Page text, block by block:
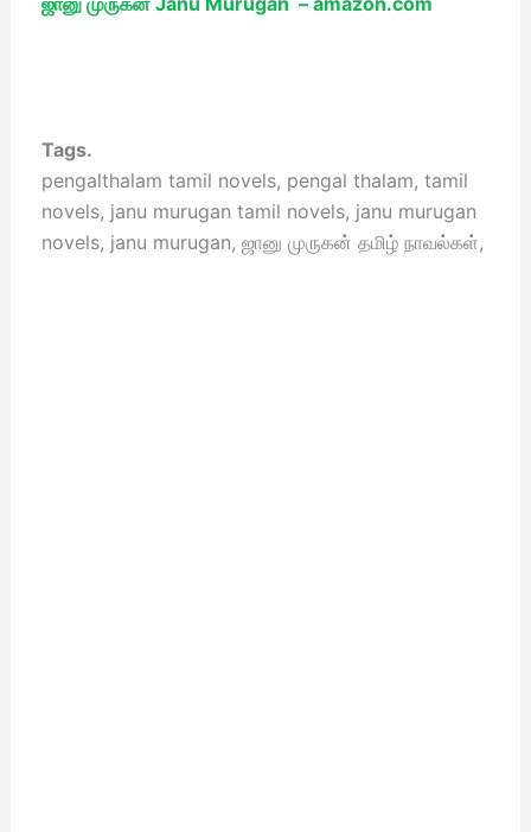
Tags.
pengalthalam tamil novels, pengal thalam, tamil
novels, janu murugan tamil novels, janu murugan
novels, janu murugan, ஜானு முருகன் தமிழ் நாவல்கள்,